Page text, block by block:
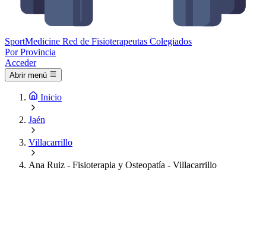
SportMedicine Red de Fisioterapeutas Colegiados
Por Provincia
Acceder
Abrir menú
Inicio
Jaén
Villacarrillo
Ana Ruiz - Fisioterapia y Osteopatía - Villacarrillo